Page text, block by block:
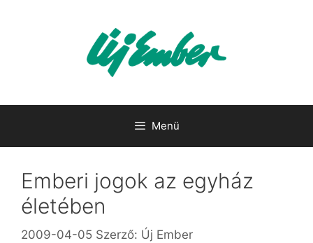
Menü
Emberi jogok az egyház
életében
2009-04-05 Szerző: Új Ember